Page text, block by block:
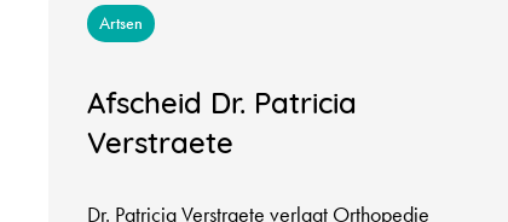
Artsen
Afscheid Dr. Patricia
Verstraete
Dr. Patricia Verstraete verlaat Orthopedie